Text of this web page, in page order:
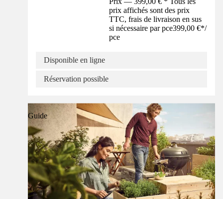
prix affichés sont des prix
TTC, frais de livraison en sus
si nécessaire par pce399,00 €*/
pce
Disponible en ligne
Réservation possible
Guide